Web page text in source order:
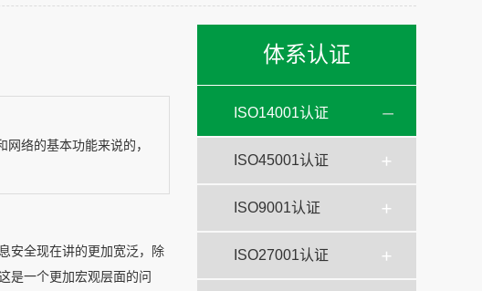
体系认证
ISO14001认证
ISO45001认证
ISO9001认证
ISO27001认证
络的基本功能来说的，
安全现在讲的更加宽泛，除
是一个更加宏观层面的问